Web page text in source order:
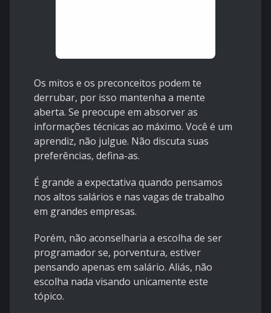
Os mitos e os preconceitos podem te
derrubar, por isso mantenha a mente
aberta. Se preocupe em absorver as
informações técnicas ao máximo. Você é um
aprendiz, não julgue. Não discuta suas
preferências, defina-as.
É grande a expectativa quando pensamos
nos altos salários e nas vagas de trabalho
em grandes empresas.
Porém, não aconselharia a escolha de ser
programador se, porventura, estiver
pensando apenas em salário. Aliás, não
escolha nada visando unicamente este
tópico.